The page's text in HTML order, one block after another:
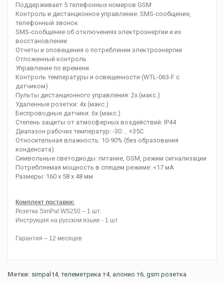
Поддерживает 5 телефонных номеров GSM
Контроль и дистанционное управление: SMS-сообщение,
телефонный звонок
SMS-сообщение об отключениях электроэнергии и их
восстановлении
Отчеты и оповещения о потреблении электроэнергии
Отложенный контроль
Управление по времени
Контроль температуры и освещенности (WTL-063-F с
датчиком)
Пульты дистанционного управления: 2x (макс.)
Удаленные розетки: 4x (макс.)
Беспроводные датчики: 6x (макс.)
Степень защиты от атмосферных воздействий: IP44
Диапазон рабочих температур: -30 ... +35C
Относительная влажность: 10-90% (без образования
конденсата)
Символьные светодиоды: питание, GSM, режим сигнализации
Потребляемая мощность в спящем режиме: <17 мА
Размеры: 160 x 58 x 48 мм
Комплект поставки:
Розетка SimPal WS250 – 1 шт.
Инструкция на русском языке - 1 шт
Гарантия – 12 месяцев
Метки: simpal t4, телеметрика т4, алонио т6, gsm розетка